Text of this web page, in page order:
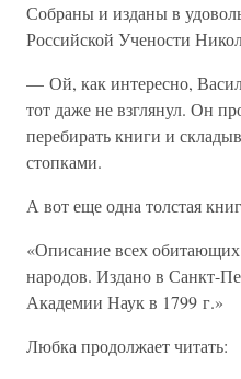
Собраны и изданы в
Российской Учености
— Ой, как интересно,
тот даже не взглянул. Он
перебирать книги и
стопками.
А вот еще одна толстая
«Описание всех обитающих
народов. Издано в Санкт-
Академии Наук в 1799 г.»
Любка продолжает читать: